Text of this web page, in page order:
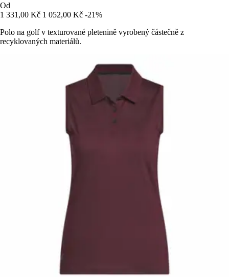
Od
1 331,00 Kč 1 052,00 Kč -21%
Polo na golf v texturované pletenině vyrobený částečně z
recyklovaných materiálů.